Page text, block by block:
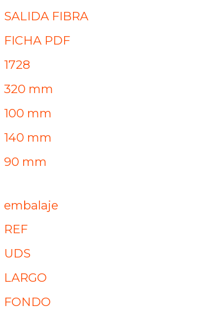
SALIDA FIBRA
FICHA PDF
1728
320 mm
100 mm
140 mm
90 mm
embalaje
REF
UDS
LARGO
FONDO